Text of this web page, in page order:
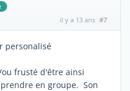
il y a 13 ans #7
personalisé
frusté d'être ainsi
en groupe. Son